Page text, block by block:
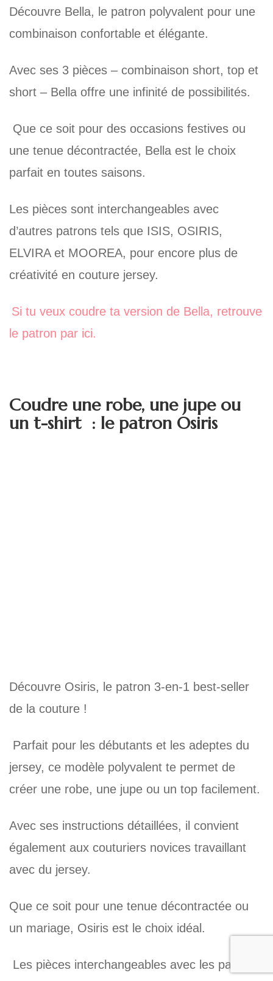
Découvre Bella, le patron polyvalent pour une
combinaison confortable et élégante.
Avec ses 3 pièces – combinaison short, top et
short – Bella offre une infinité de possibilités.
Que ce soit pour des occasions festives ou
une tenue décontractée, Bella est le choix
parfait en toutes saisons.
Les pièces sont interchangeables avec
d’autres patrons tels que ISIS, OSIRIS,
ELVIRA et MOOREA, pour encore plus de
créativité en couture jersey.
Si tu veux coudre ta version de Bella, retrouve
le patron par ici.
Coudre une robe, une jupe ou
un t-shirt : le patron Osiris
Découvre Osiris, le patron 3-en-1 best-seller
de la couture !
Parfait pour les débutants et les adeptes du
jersey, ce modèle polyvalent te permet de
créer une robe, une jupe ou un top facilement.
Avec ses instructions détaillées, il convient
également aux couturiers novices travaillant
avec du jersey.
Que ce soit pour une tenue décontractée ou
un mariage, Osiris est le choix idéal.
Les pièces interchangeables avec les patrons